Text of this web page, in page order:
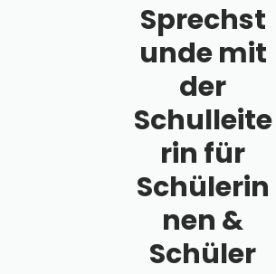
Sprechst
unde mit
der
Schulleite
rin für
Schülerin
nen &
Schüler